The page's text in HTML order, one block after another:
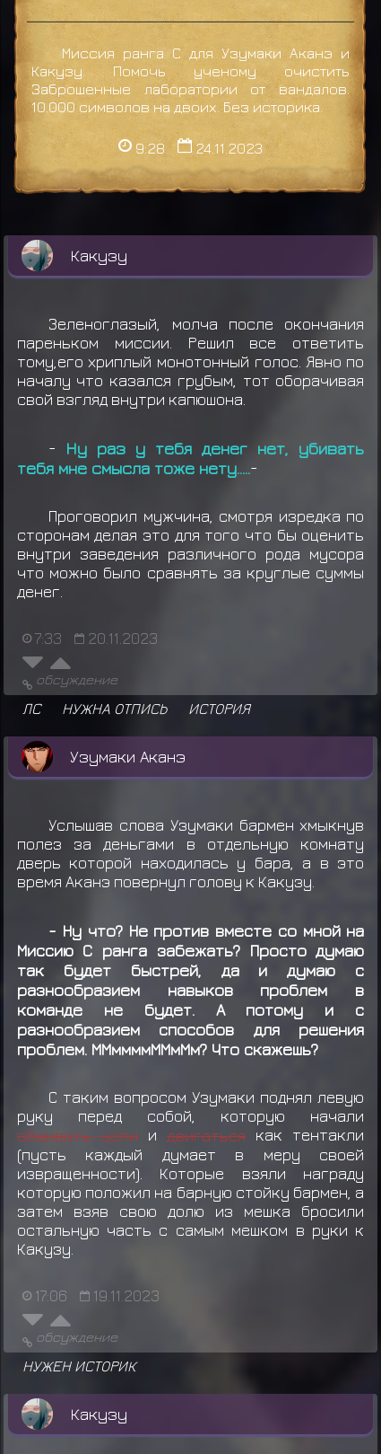
Миссия ранга С для Узумаки Аканэ и
Какузу. Помочь ученому очистить
Заброшенные лаборатории от вандалов.
10.000 символов на двоих. Без историка.
9:28 24.11.2023
Какузу
Зеленоглазый, молча после окончания
пареньком миссии. Решил все ответить
тому,его хриплый монотонный голос. Явно по
началу что казался грубым, тот оборачивая
свой взгляд внутри капюшона.
-
Ну раз у тебя денег нет, убивать
тебя мне смысла тоже нету.....-
Проговорил мужчина, смотря изредка по
сторонам делая это для того что бы оценить
внутри заведения различного рода мусора
что можно было сравнять за круглые суммы
денег.
7:33 20.11.2023
обсуждение
ЛС НУЖНА ОТПИСЬ ИСТОРИЯ
Узумаки Аканэ
Услышав слова Узумаки бармен хмыкнув
полез за деньгами в отдельную комнату
дверь которой находилась у бара, а в это
время Аканэ повернул голову к Какузу.
- Ну что? Не против вместе со мной на
Миссию C ранга забежать? Просто думаю
так будет быстрей, да и думаю с
разнообразием навыков проблем в
команде не будет. А потому и с
разнообразием способов для решения
проблем. ММммммММмМм? Что скажешь?
С таким вопросом Узумаки поднял левую
руку перед собой, которую начали
обвивать цепиидвигаться как тентакли
(пусть каждый думает в меру своей
извращенности). Которые взяли награду
которую положил на барную стойку бармен, а
затем взяв свою долю из мешка бросили
остальную часть с самым мешком в руки к
Какузу.
17:06 19.11.2023
обсуждение
НУЖЕН ИСТОРИК
Какузу